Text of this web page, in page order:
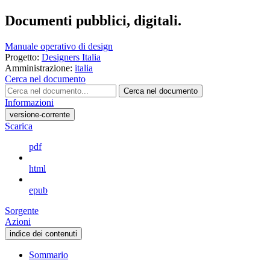
Documenti pubblici, digitali.
Manuale operativo di design
Progetto: Designers Italia
Amministrazione: italia
Cerca nel documento
Cerca nel documento
Informazioni
versione-corrente
Scarica
pdf
html
epub
Sorgente
Azioni
indice dei contenuti
Sommario